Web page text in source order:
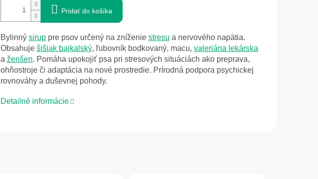
Pridať do košíka
Bylinný sirup pre psov určený na zníženie stresu a nervového napätia.
Obsahuje šišiak bajkalský, ľubovník bodkovaný, macu, valeriána lekárska
a ženšen. Pomáha upokojiť psa pri stresových situáciách ako preprava,
ohňostroje či adaptácia na nové prostredie. Prírodná podpora psychickej
rovnováhy a duševnej pohody.
Detailné informácie